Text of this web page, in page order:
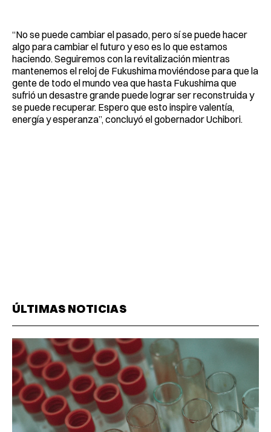
“No se puede cambiar el pasado, pero sí se puede hacer
algo para cambiar el futuro y eso es lo que estamos
haciendo. Seguiremos con la revitalización mientras
mantenemos el reloj de Fukushima moviéndose para que la
gente de todo el mundo vea que hasta Fukushima que
sufrió un desastre grande puede lograr ser reconstruida y
se puede recuperar. Espero que esto inspire valentía,
energía y esperanza”, concluyó el gobernador Uchibori.
ÚLTIMAS NOTICIAS